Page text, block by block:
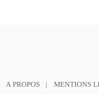
A PROPOS MENTIONS